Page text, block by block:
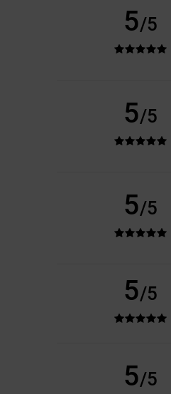
5/5
5/5
5/5
5/5
5/5